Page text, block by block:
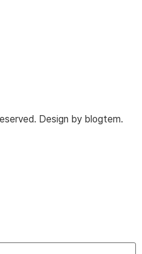
Design by blogtem.